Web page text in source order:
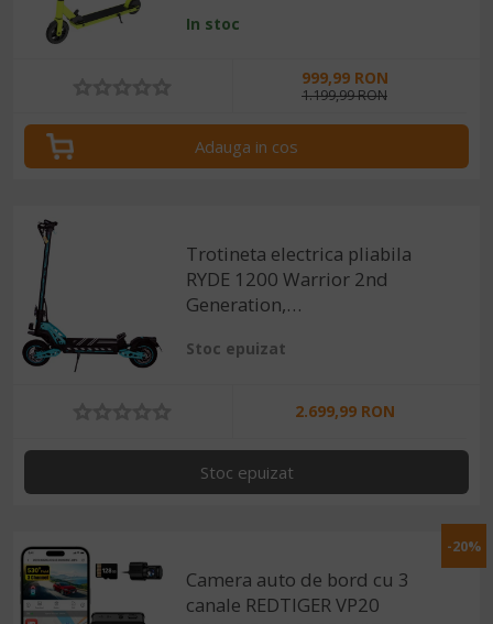
viteza, Frana
maxima 18 km/h, Greutate
In stoc
999,99 RON
1.199,99 RON
Adauga in cos
Trotineta electrica pliabila
RYDE 1200 Warrior 2nd
Generation,
limitata 25Km/h - viteza
autonomie 60km
Stoc epuizat
2.699,99 RON
Stoc epuizat
-20%
Camera auto de bord cu 3
canale REDTIGER VP20